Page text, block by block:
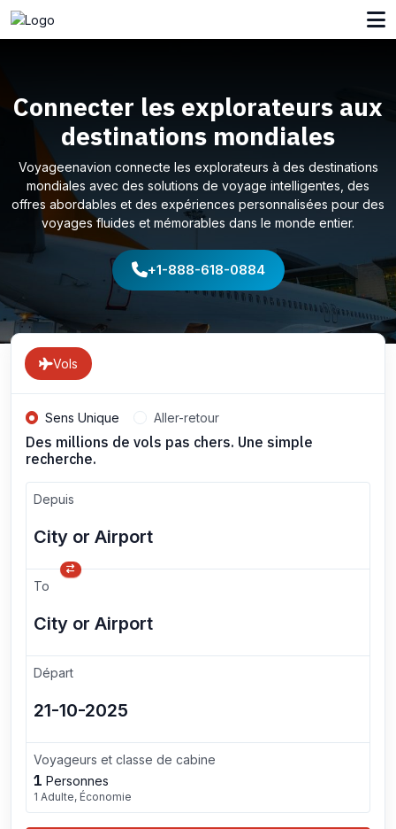
Connecter les explorateurs aux
destinations mondiales
Voyageenavion connecte les explorateurs à des destinations
mondiales avec des solutions de voyage intelligentes, des
offres abordables et des expériences personnalisées pour des
voyages fluides et mémorables dans le monde entier.
+1-888-618-0884
Vols
Sens Unique Aller-retour
Des millions de vols pas chers. Une simple
recherche.
Depuis
To
Départ
Voyageurs et classe de cabine
1 Personnes
1 Adulte, Économie